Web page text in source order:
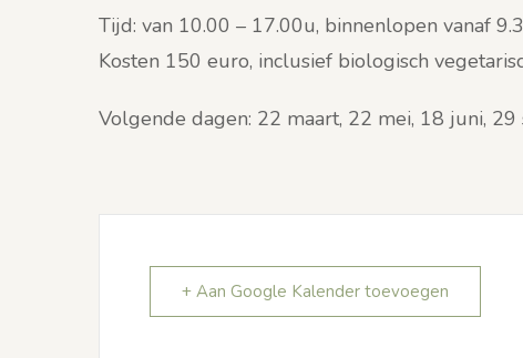
Tijd: van 10.00 – 17.00u, binnenlopen vanaf
Kosten 150 euro, inclusief biologisch
Volgende dagen: 22 maart, 22 mei, 18 juni, 29
+ Aan Google Kalender toevoegen